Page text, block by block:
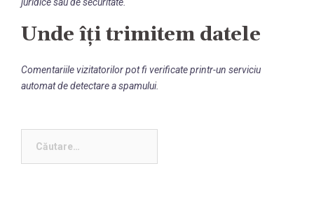
Unde îți trimitem datele
Comentariile vizitatorilor pot fi verificate printr-un serviciu
automat de detectare a spamului.
după: